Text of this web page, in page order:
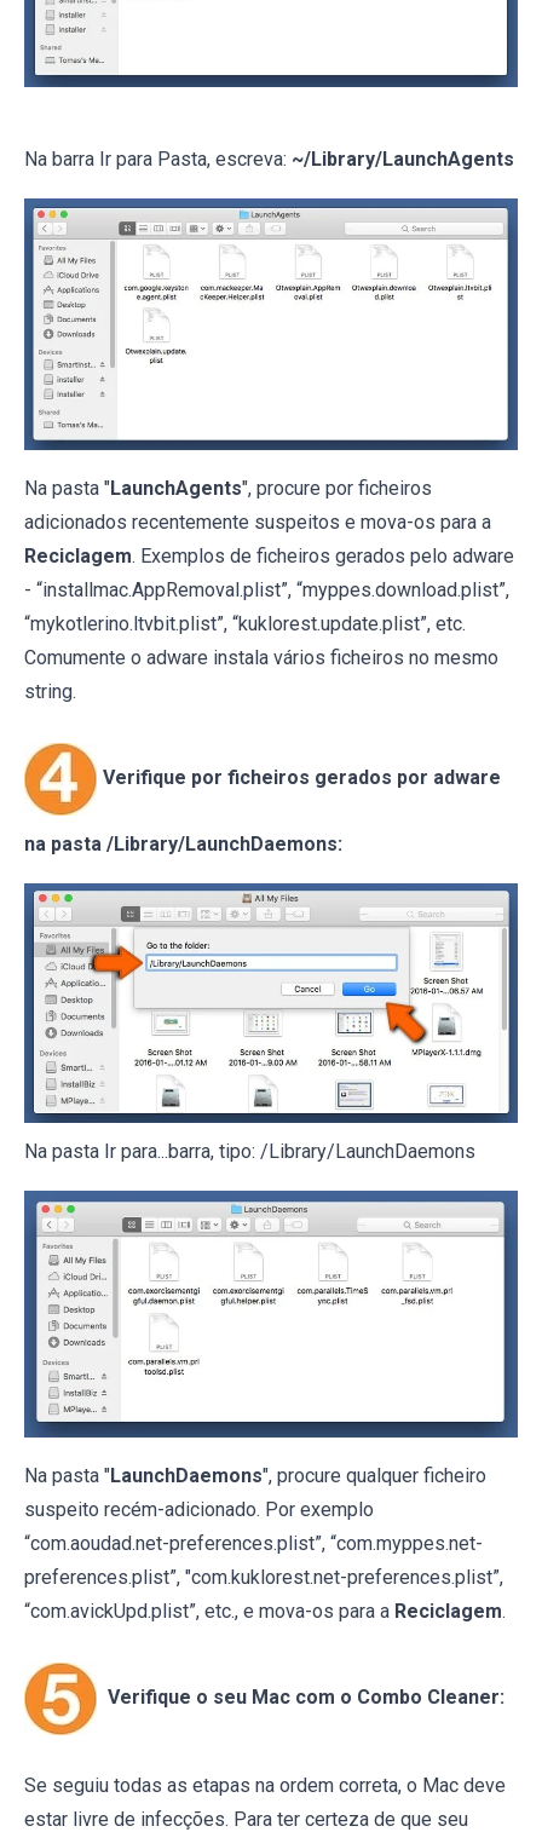
Na barra Ir para Pasta, escreva: ~/Library/LaunchAgents
Na pasta "LaunchAgents", procure por ficheiros
adicionados recentemente suspeitos e mova-os para a
Reciclagem. Exemplos de ficheiros gerados pelo adware
- “installmac.AppRemoval.plist”, “myppes.download.plist”,
“mykotlerino.ltvbit.plist”, “kuklorest.update.plist”, etc.
Comumente o adware instala vários ficheiros no mesmo
string.
Verifique por ficheiros gerados por adware
na pasta /Library/LaunchDaemons:
Na pasta Ir para...barra, tipo: /Library/LaunchDaemons
Na pasta "LaunchDaemons", procure qualquer ficheiro
suspeito recém-adicionado. Por exemplo
“com.aoudad.net-preferences.plist”, “com.myppes.net-
preferences.plist”, "com.kuklorest.net-preferences.plist”,
“com.avickUpd.plist”, etc., e mova-os para a Reciclagem.
Verifique o seu Mac com o Combo Cleaner:
Se seguiu todas as etapas na ordem correta, o Mac deve
estar livre de infecções. Para ter certeza de que seu